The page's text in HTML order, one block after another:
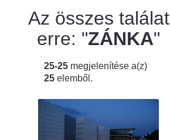
Az összes találat
erre: "ZÁNKA"
25-25 megjelenítése a(z)
25 elemből.